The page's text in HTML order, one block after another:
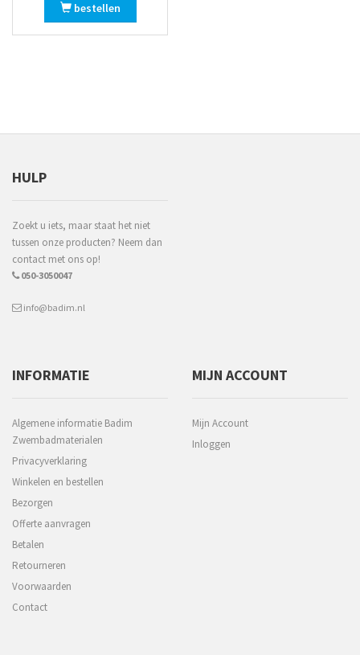
bestellen
HULP
Zoekt u iets, maar staat het niet
tussen onze producten? Neem dan
contact met ons op!
050-3050047
info@badim.nl
INFORMATIE
Algemene informatie Badim
Zwembadmaterialen
Privacyverklaring
Winkelen en bestellen
Bezorgen
Offerte aanvragen
Betalen
Retourneren
Voorwaarden
Contact
MIJN ACCOUNT
Mijn Account
Inloggen